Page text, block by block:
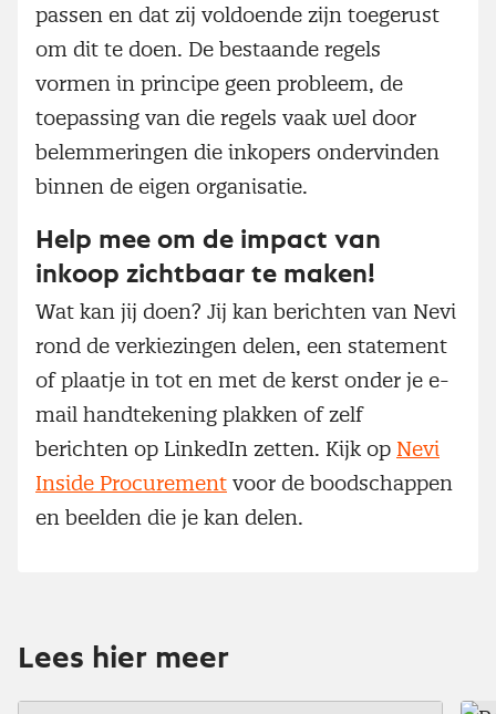
passen en dat zij voldoende zijn toegerust
om dit te doen. De bestaande regels
vormen in principe geen probleem, de
toepassing van die regels vaak wel door
belemmeringen die inkopers ondervinden
binnen de eigen organisatie.
Help mee om de impact van
inkoop zichtbaar te maken!
Wat kan jij doen? Jij kan berichten van Nevi
rond de verkiezingen delen, een statement
of plaatje in tot en met de kerst onder je e-
mail handtekening plakken of zelf
berichten op LinkedIn zetten. Kijk op Nevi
Inside Procurement voor de boodschappen
en beelden die je kan delen.
Lees hier meer